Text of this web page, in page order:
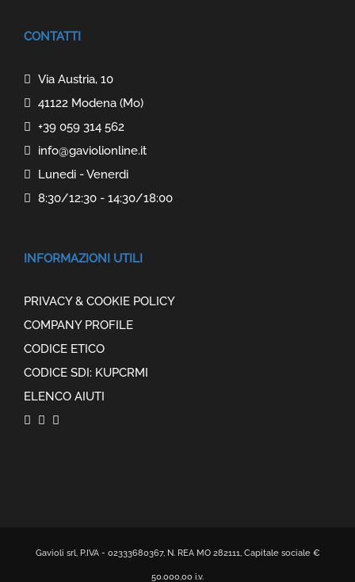
CONTATTI
Via Austria, 10
41122 Modena (Mo)
+39 059 314 562
info@gaviolionline.it
Lunedi - Venerdi
8:30/12:30 - 14:30/18:00
INFORMAZIONI UTILI
PRIVACY & COOKIE POLICY
COMPANY PROFILE
CODICE ETICO
CODICE SDI: KUPCRMI
ELENCO AIUTI
Gavioli srl, P.IVA - 02333680367, N. REA MO 282111, Capitale sociale €
50.000,00 i.v.